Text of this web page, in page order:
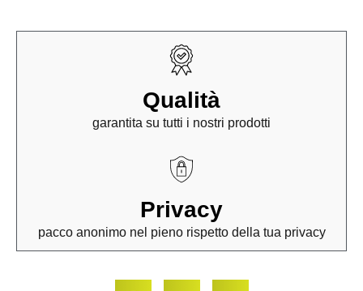
Qualità
garantita su tutti i nostri prodotti
Privacy
pacco anonimo nel pieno rispetto della tua privacy